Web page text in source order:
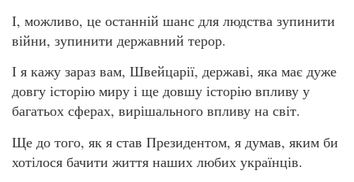
І, можливо, це останній шанс для людства зупинити
війни, зупинити державний терор.
І я кажу зараз вам, Швейцарії, державі, яка має дуже
довгу історію миру і ще довшу історію впливу у
багатьох сферах, вирішального впливу на світ.
Ще до того, як я став Президентом, я думав, яким би
хотілося бачити життя наших любих українців.